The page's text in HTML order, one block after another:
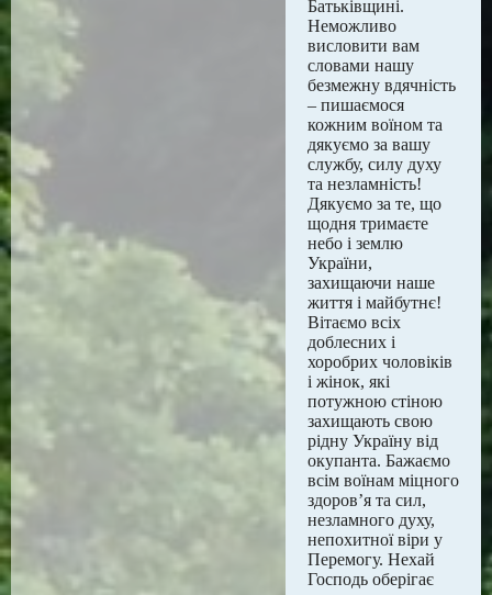
Батьківщині.
Неможливо
висловити вам
словами нашу
безмежну вдячність
– пишаємося
кожним воїном та
дякуємо за вашу
службу, силу духу
та незламність!
Дякуємо за те, що
щодня тримаєте
небо і землю
України,
захищаючи наше
життя і майбутнє!
Вітаємо всіх
доблесних і
хоробрих чоловіків
і жінок, які
потужною стіною
захищають свою
рідну Україну від
окупанта. Бажаємо
всім воїнам міцного
здоров’я та сил,
незламного духу,
непохитної віри у
Перемогу. Нехай
Господь оберігає